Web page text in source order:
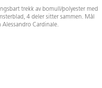
trekk av bomull/polyester med
4 deler sitter sammen. Mål
Cardinale.